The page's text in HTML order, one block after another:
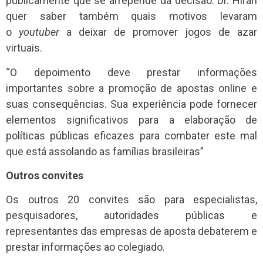
quer saber também quais motivos levaram
o youtubera deixar de promover jogos de azar
virtuais.
“O depoimento deve prestar informações
importantes sobre a promoção de apostas online e
suas consequências. Sua experiência pode fornecer
elementos significativos para a elaboração de
políticas públicas eficazes para combater este mal
que está assolando as famílias brasileiras”
Outros convites
Os outros 20 convites são para especialistas,
pesquisadores, autoridades públicas e
representantes das empresas de aposta debaterem e
prestar informações ao colegiado.